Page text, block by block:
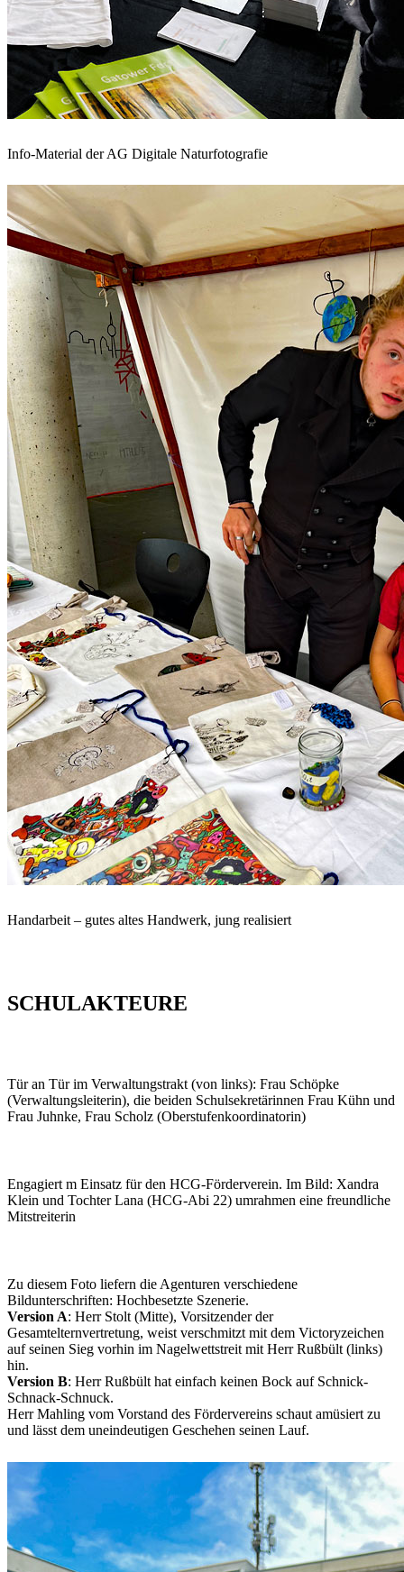
Info-Material der AG Digitale Naturfotografie
Handarbeit – gutes altes Handwerk, jung realisiert
SCHULAKTEURE
Tür an Tür im Verwaltungstrakt (von links): Frau Schöpke
(Verwaltungsleiterin), die beiden Schulsekretärinnen Frau Kühn und
Frau Juhnke, Frau Scholz (Oberstufenkoordinatorin)
Engagiert m Einsatz für den HCG-Förderverein. Im Bild: Xandra
Klein und Tochter Lana (HCG-Abi 22) umrahmen eine freundliche
Mitstreiterin
Zu diesem Foto liefern die Agenturen verschiedene
Bildunterschriften: Hochbesetzte Szenerie.
Version A: Herr Stolt (Mitte), Vorsitzender der
Gesamtelternvertretung, weist verschmitzt mit dem Victoryzeichen
auf seinen Sieg vorhin im Nagelwettstreit mit Herr Rußbült (links)
hin.
Version B: Herr Rußbült hat einfach keinen Bock auf Schnick-
Schnack-Schnuck.
Herr Mahling vom Vorstand des Fördervereins schaut amüsiert zu
und lässt dem uneindeutigen Geschehen seinen Lauf.